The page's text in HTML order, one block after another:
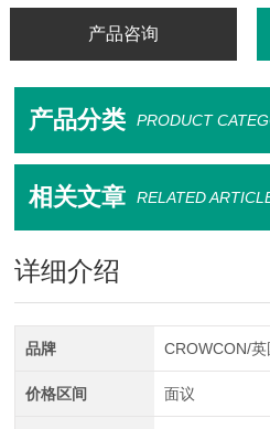
产品咨询
产品分类 PRODUCT
相关文章 RELATED
详细介绍
品牌 CROWCON/
价格区间 面议